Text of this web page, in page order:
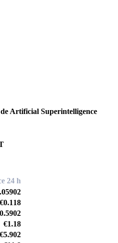
Artificial Superintelligence
24 h
€0.118
€1.18
€5.902